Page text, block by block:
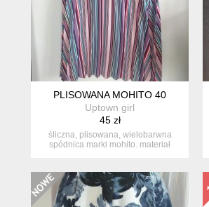
PLISOWANA MOHITO 40
Uptown girl
45 zł
śliczna, plisowana, wielobarwna
spódnica marki mohito. materiał